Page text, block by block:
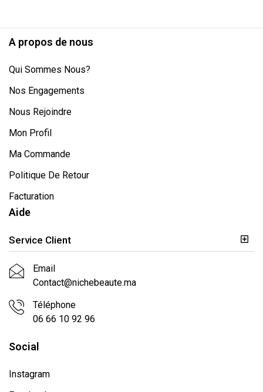
A propos de nous
Qui Sommes Nous?
Nos Engagements
Nous Rejoindre
Mon Profil
Ma Commande
Politique De Retour
Facturation
Aide
Service Client
Email
Contact@nichebeaute.ma
Téléphone
06 66 10 92 96
Social
Instagram